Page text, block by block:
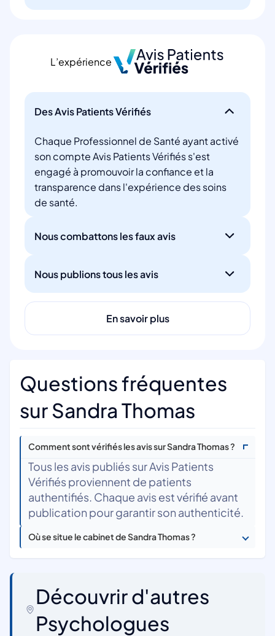
L’expérience
Des Avis Patients Vérifiés
Chaque Professionnel de Santé ayant activé
son compte Avis Patients Vérifiés s'est
engagé à promouvoir la confiance et la
transparence dans l'expérience des soins
de santé.
Nous combattons les faux avis
Nous publions tous les avis
En savoir plus
Questions fréquentes
sur Sandra Thomas
Comment sont vérifiés les avis sur Sandra Thomas ?
Tous les avis publiés sur Avis Patients
Vérifiés proviennent de patients
authentifiés. Chaque avis est vérifié avant
publication pour garantir son authenticité.
Où se situe le cabinet de Sandra Thomas ?
Découvrir d'autres
Psychologues